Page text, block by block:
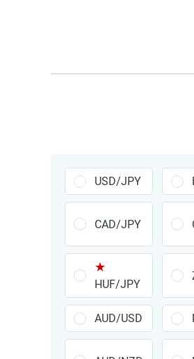
GBP/JPY
AUD/JPY
NZD/JPY
CAD/JPY
CHF/JPY
USD/JPY
CAD/JPY
★
HUF/JPY
AUD/USD